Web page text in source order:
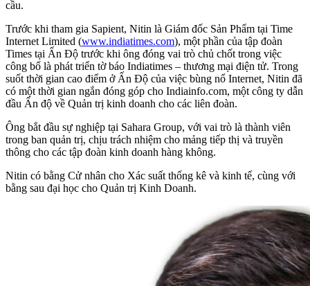
cầu.
Trước khi tham gia Sapient, Nitin là Giám đốc Sản Phẩm tại Time
Internet Limited (www.indiatimes.com), một phần của tập đoàn
Times tại Ấn Độ trước khi ông đóng vai trò chủ chốt trong việc
công bố là phát triển tờ báo Indiatimes – thương mại điện tử. Trong
suốt thời gian cao điểm ở Ấn Độ của việc bùng nổ Internet, Nitin đã
có một thời gian ngắn đóng góp cho Indiainfo.com, một công ty dẫn
đầu Ấn độ về Quản trị kinh doanh cho các liên đoàn.
Ông bắt đầu sự nghiệp tại Sahara Group, với vai trò là thành viên
trong ban quản trị, chịu trách nhiệm cho mảng tiếp thị và truyền
thông cho các tập đoàn kinh doanh hàng không.
Nitin có bằng Cử nhân cho Xác suất thống kê và kinh tế, cùng với
bằng sau đại học cho Quản trị Kinh Doanh.